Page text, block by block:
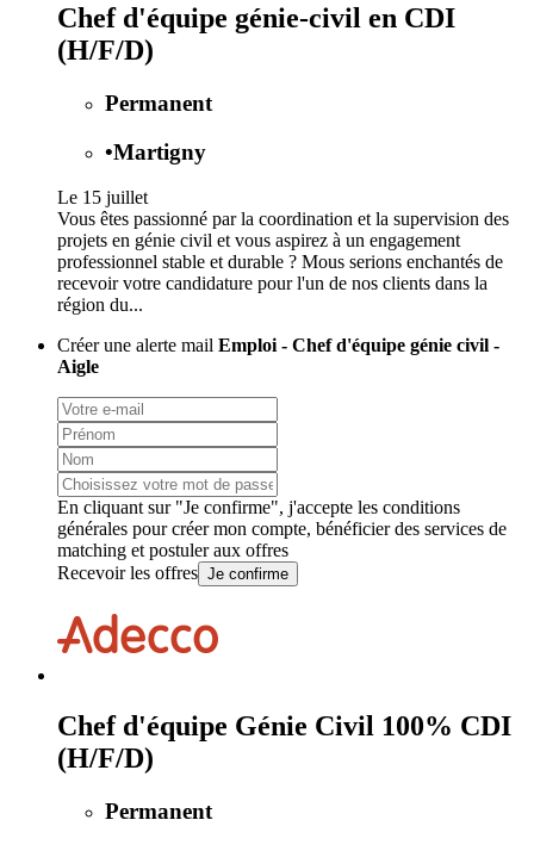
Chef d'équipe génie-civil en CDI
(H/F/D)
Permanent
•Martigny
Le 15 juillet
Vous êtes passionné par la coordination et la supervision des
projets en génie civil et vous aspirez à un engagement
professionnel stable et durable ? Mous serions enchantés de
recevoir votre candidature pour l'un de nos clients dans la
région du...
Créer une alerte mail Emploi - Chef d'équipe génie civil -
Aigle
En cliquant sur "Je confirme", j'accepte les conditions
générales pour créer mon compte, bénéficier des services de
matching et postuler aux offres
Recevoir les offres Je confirme
Chef d'équipe Génie Civil 100% CDI
(H/F/D)
Permanent